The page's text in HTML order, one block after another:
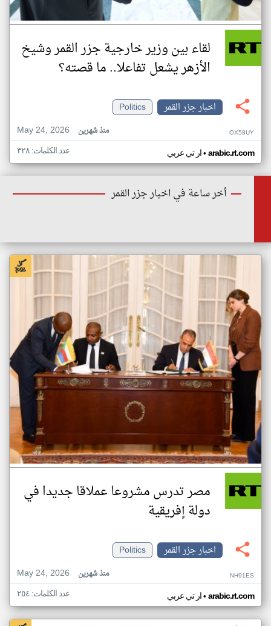
لقاء بين وزير خارجية جزر القمر وشيخ
الأزهر يشعل تفاعلا.. ما قصته؟
اخبار جزر القمر
Politics
May 24, 2026
منذ شهرين OX58UY
ار تي عربي• arabic.rt.com عدد الكلمات: ٣٢٨
أخر ساعة في اخبار جزر القمر
مصر تدرس مشروعا عملاقا جديدا في
دولة إفريقية
اخبار جزر القمر
Politics
May 24, 2026
منذ شهرين NH91ES
ار تي عربي• arabic.rt.com عدد الكلمات: ٢٥٤